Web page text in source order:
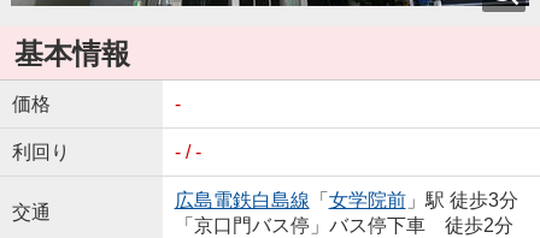
基本情報
価格 -
利回り - / -
交通
広島電鉄白島線 「 女学院前」駅 徒歩3分
「京口門バス停」バス停下車 徒歩2分